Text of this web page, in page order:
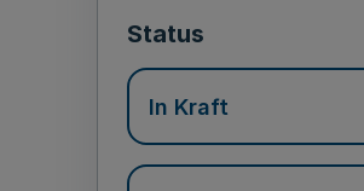
Status
In Kraft